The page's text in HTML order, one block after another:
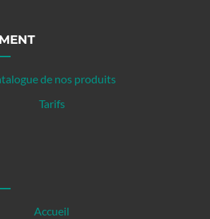
de nos produits
Tarifs
Accueil